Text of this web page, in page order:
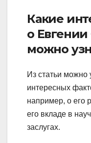
Какие
о
можно
Из статьи можно
интересных
например, о его
его вкладе в
заслугах.